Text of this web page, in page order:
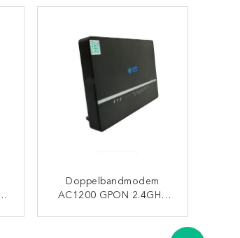
KONTAKT
Doppelbandmodem
AC1200 GPON 2.4GHZ